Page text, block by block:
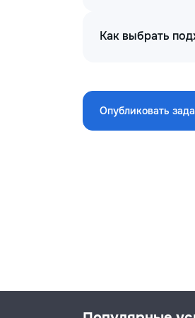
Как выбрать
Опубликовать